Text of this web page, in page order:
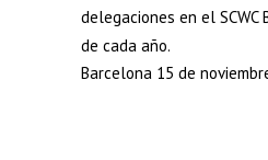
delegaciones en el SCWC
de cada año.
Barcelona 15 de